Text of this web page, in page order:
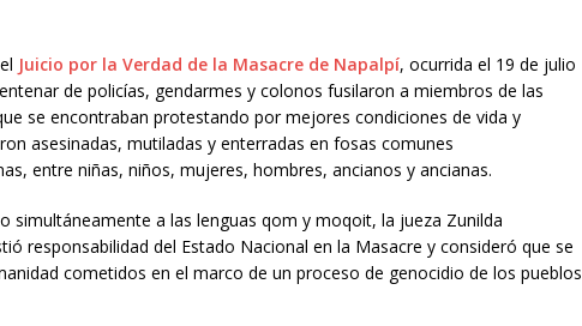
Juicio por la Verdad de la Masacre de Napalpí, ocurrida el 19 de julio
de policías, gendarmes y colonos fusilaron a miembros de las
se encontraban protestando por mejores condiciones de vida y
asesinadas, mutiladas y enterradas en fosas comunes
entre niñas, niños, mujeres, hombres, ancianos y ancianas.
simultáneamente a las lenguas qom y moqoit, la jueza Zunilda
responsabilidad del Estado Nacional en la Masacre y consideró que se
cometidos en el marco de un proceso de genocidio de los pueblos